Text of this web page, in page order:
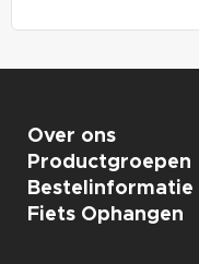
Over ons
Productgroepen
Bestelinformatie
Fiets Ophangen